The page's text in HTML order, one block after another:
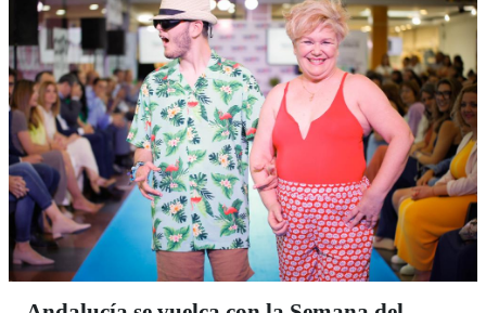
concreto, el primer equipo de fútbol femenino que hay
en España integrado por mujeres con discapacidad
visual grave, y alguna ciega también. Malagueñas que
comparten la misma pasión que mueve a millones de
personas en todo el mundo. No tendrán Goya, pero
son tan ¡CAMPEONAS! como los demás. | LUIS
GRESA